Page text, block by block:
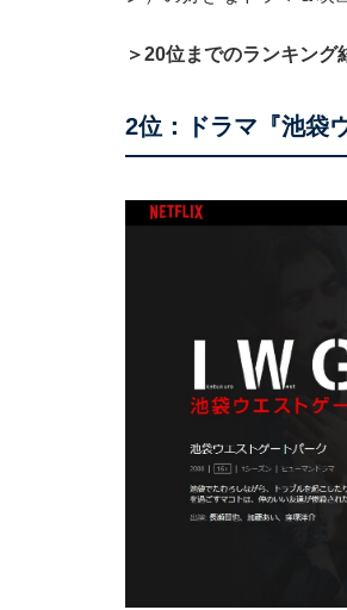
＞20位までのランキング
2位：ドラマ『池袋